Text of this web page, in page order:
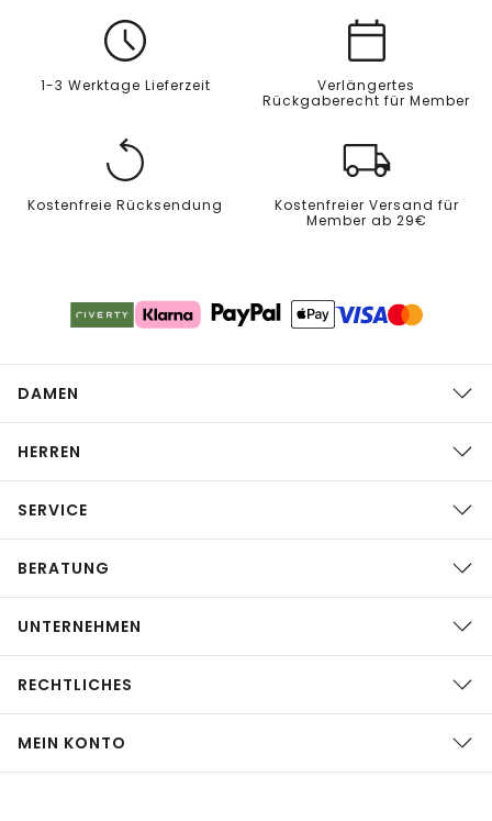
1-3 Werktage Lieferzeit
Verlängertes
Rückgaberecht für Member
Kostenfreie Rücksendung
Kostenfreier Versand für
Member ab 29€
DAMEN
HERREN
SERVICE
BERATUNG
UNTERNEHMEN
RECHTLICHES
MEIN KONTO